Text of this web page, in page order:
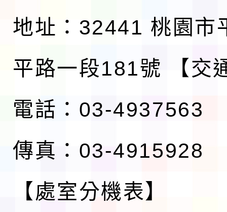
地址：32441 桃園市
平路一段181號
【交
電話：03-4937563
傳真：03-4915928
【處室分機表】